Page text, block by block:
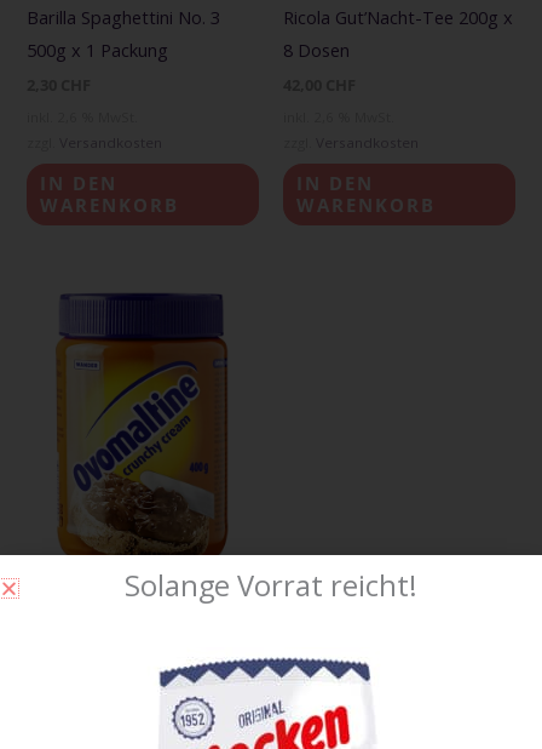
Barilla Spaghettini No. 3
500g x 1 Packung
IN DEN
WARENKORB
Ricola Gut’Nacht-Tee 200g x
8 Dosen
IN DEN
WARENKORB
Ovomaltine Crunchy Cream
Solange Vorrat reicht!